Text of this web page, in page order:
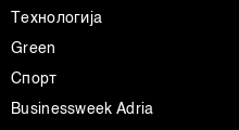
Технологија
Green
Спорт
Businessweek Adria